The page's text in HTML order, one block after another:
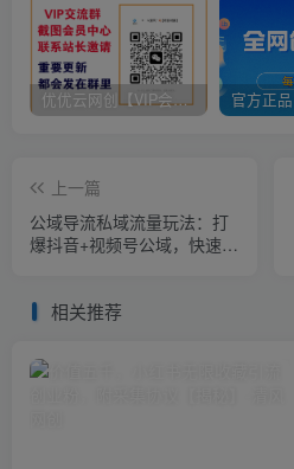
优优云网创【VIP会员专属交流群】
上一篇
公域导流私域流量玩法：打
爆抖音+视频号公域，快速引
相关推荐